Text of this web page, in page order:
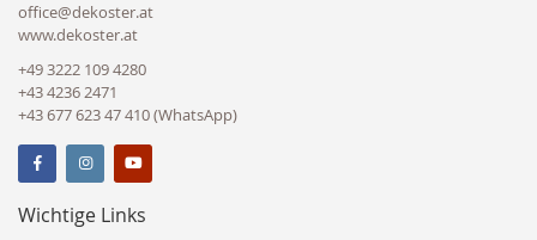
office@dekoster.at
www.dekoster.at
+49 3222 109 4280
+43 4236 2471
+43 677 623 47 410 (WhatsApp)
Wichtige Links